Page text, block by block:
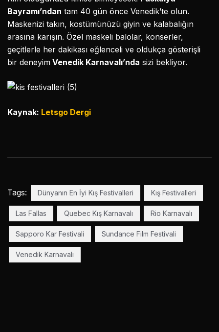
Bayramı’ndan tam 40 gün önce Venedik’te olun.
Maskenizi takın, kostümünüzü giyin ve kalabalığın
arasına karışın. Özel maskeli balolar, konserler,
geçitlerle her dakikası eğlenceli ve oldukça gösterişli
bir deneyim Venedik Karnavalı’nda sizi bekliyor.
Kaynak: Letsgo Dergi
Tags: Dünyanın En İyi Kış Festivalleri Kış Festivalleri
Las Fallas Quebec Kış Karnavalı Rio Karnavalı
Sapporo Kar Festivali Sundance Film Festivali
Venedik Karnavalı